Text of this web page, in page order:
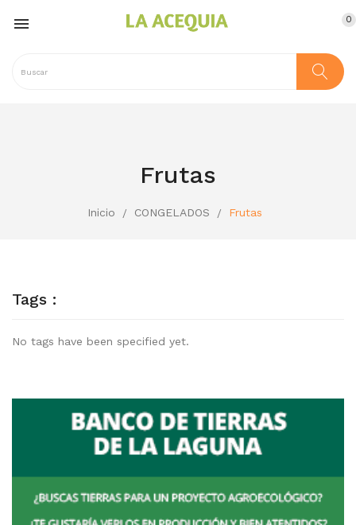
 0
Frutas
Inicio CONGELADOS Frutas
Tags :
No tags have been specified yet.